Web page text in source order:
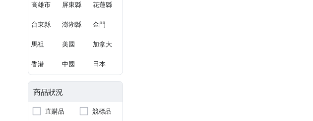
高雄市 屏東縣 花蓮縣
台東縣 澎湖縣 金門
馬祖 美國 加拿大
香港 中國 日本
商品狀況
直購品
競標品